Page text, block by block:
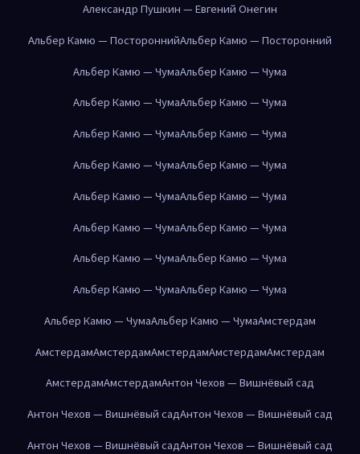
Александр Пушкин — Евгений Онегин
Альбер Камю — ПостороннийАльбер Камю — Посторонний
Альбер Камю — ЧумаАльбер Камю — Чума
Альбер Камю — ЧумаАльбер Камю — Чума
Альбер Камю — ЧумаАльбер Камю — Чума
Альбер Камю — ЧумаАльбер Камю — Чума
Альбер Камю — ЧумаАльбер Камю — Чума
Альбер Камю — ЧумаАльбер Камю — Чума
Альбер Камю — ЧумаАльбер Камю — Чума
Альбер Камю — ЧумаАльбер Камю — Чума
Альбер Камю — ЧумаАльбер Камю — ЧумаАмстердам
АмстердамАмстердамАмстердамАмстердамАмстердам
АмстердамАмстердамАнтон Чехов — Вишнёвый сад
Антон Чехов — Вишнёвый садАнтон Чехов — Вишнёвый сад
Антон Чехов — Вишнёвый садАнтон Чехов — Вишнёвый сад